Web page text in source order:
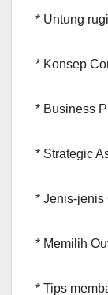
* Untung
* Konsep
* Business
* Strategic
* Jenis-jenis
* Memilih
* Tips